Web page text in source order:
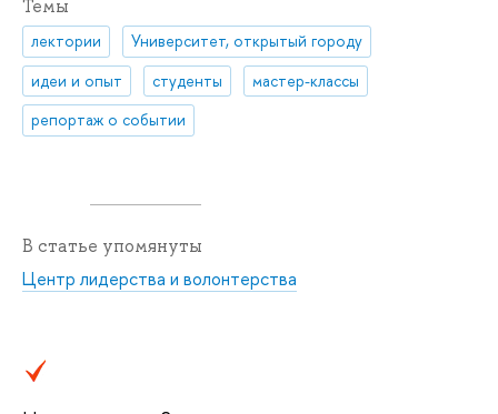
Темы
лектории
Университет, открытый городу
идеи и опыт
студенты
мастер-классы
репортаж о событии
В статье упомянуты
Центр лидерства и волонтерства